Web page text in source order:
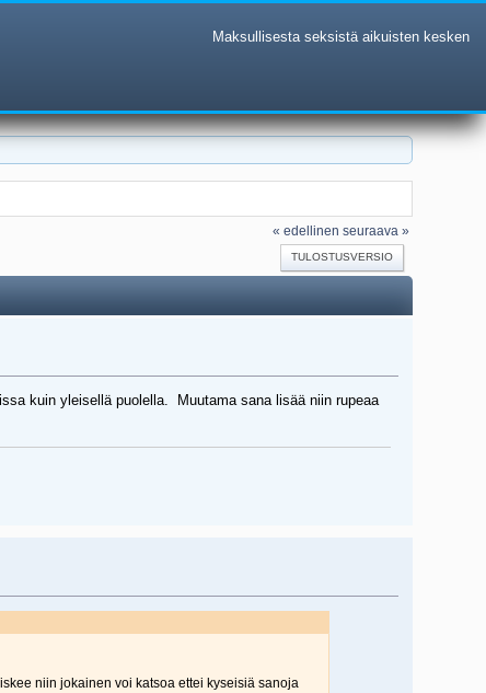
Maksullisesta seksistä aikuisten kesken
« edellinen seuraava »
TULOSTUSVERSIO
kuin yleisellä puolella. Muutama sana lisää niin rupeaa
niin jokainen voi katsoa ettei kyseisiä sanoja